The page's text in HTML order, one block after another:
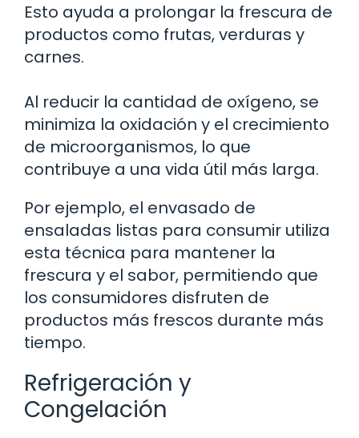
Esto ayuda a prolongar la frescura de
productos como frutas, verduras y
carnes.
Al reducir la cantidad de oxígeno, se
minimiza la oxidación y el crecimiento
de microorganismos, lo que
contribuye a una vida útil más larga.
Por ejemplo, el envasado de
ensaladas listas para consumir utiliza
esta técnica para mantener la
frescura y el sabor, permitiendo que
los consumidores disfruten de
productos más frescos durante más
tiempo.
Refrigeración y
Congelación